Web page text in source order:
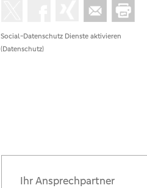
Social-Datenschutz Dienste aktivieren
(Datenschutz)
Ihr Ansprechpartner